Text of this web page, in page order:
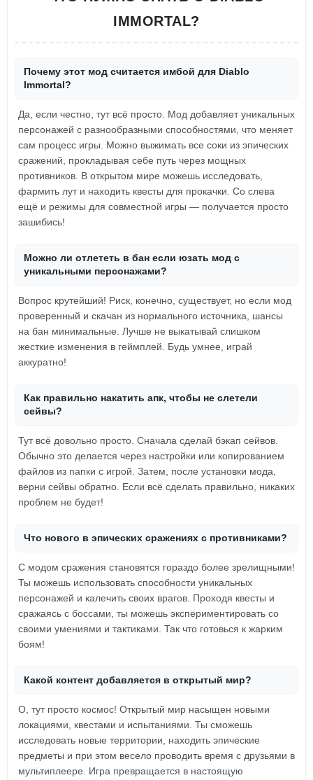
IMMORTAL?
Почему этот мод считается имбой для Diablo
Immortal?
Да, если честно, тут всё просто. Мод добавляет уникальных
персонажей с разнообразными способностями, что меняет
сам процесс игры. Можно выжимать все соки из эпических
сражений, прокладывая себе путь через мощных
противников. В открытом мире можешь исследовать,
фармить лут и находить квесты для прокачки. Со слева
ещё и режимы для совместной игры — получается просто
зашибись!
Можно ли отлететь в бан если юзать мод с
уникальными персонажами?
Вопрос крутейший! Риск, конечно, существует, но если мод
проверенный и скачан из нормального источника, шансы
на бан минимальные. Лучше не выкатывай слишком
жесткие изменения в геймплей. Будь умнее, играй
аккуратно!
Как правильно накатить апк, чтобы не слетели
сейвы?
Тут всё довольно просто. Сначала сделай бэкап сейвов.
Обычно это делается через настройки или копированием
файлов из папки с игрой. Затем, после установки мода,
верни сейвы обратно. Если всё сделать правильно, никаких
проблем не будет!
Что нового в эпических сражениях с противниками?
С модом сражения становятся гораздо более зрелищными!
Ты можешь использовать способности уникальных
персонажей и калечить своих врагов. Проходя квесты и
сражаясь с боссами, ты можешь экспериментировать со
своими умениями и тактиками. Так что готовься к жарким
боям!
Какой контент добавляется в открытый мир?
О, тут просто космос! Открытый мир насыщен новыми
локациями, квестами и испытаниями. Ты сможешь
исследовать новые территории, находить эпические
предметы и при этом весело проводить время с друзьями в
мультиплеере. Игра превращается в настоящую